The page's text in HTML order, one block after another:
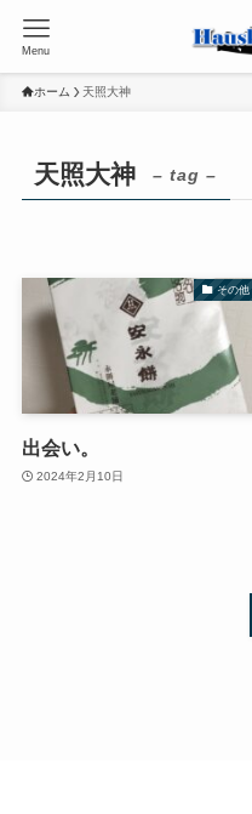
Menu
ホーム 天照大神
天照大神 – tag –
その他
出会い。
2024年2月10日